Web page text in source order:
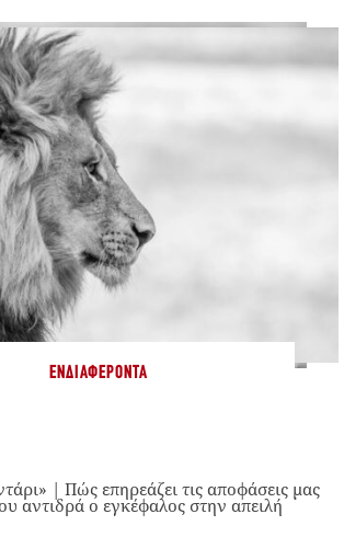
ΕΝΔΙΑΦΈΡΟΝΤΑ
| Πώς επηρεάζει τις αποφάσεις μας
αντιδρά ο εγκέφαλος στην απειλή